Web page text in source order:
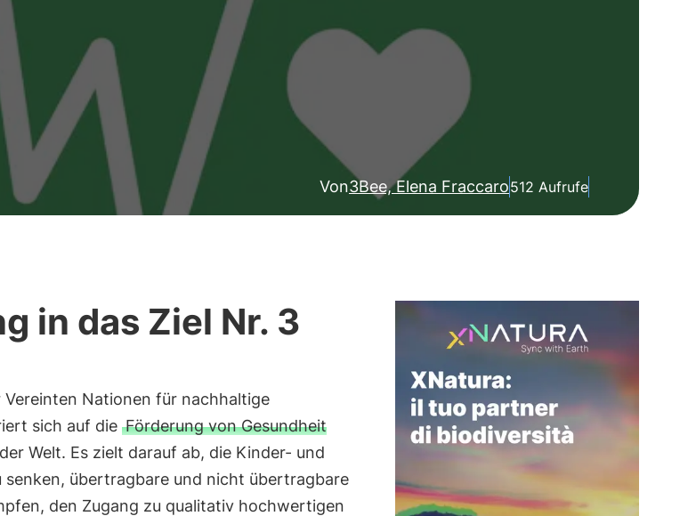
Von3Bee, Elena Fraccaro512 Aufrufe
in das Ziel Nr. 3
Vereinten Nationen für nachhaltige
sich auf die Förderung von Gesundheit
Welt. Es zielt darauf ab, die Kinder- und
übertragbare und nicht übertragbare
den Zugang zu qualitativ hochwertigen